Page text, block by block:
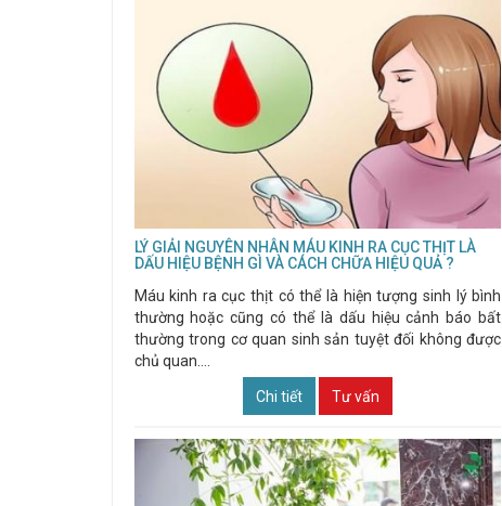
LÝ GIẢI NGUYÊN NHÂN MÁU KINH RA CỤC THỊT LÀ
DẤU HIỆU BỆNH GÌ VÀ CÁCH CHỮA HIỆU QUẢ ?
Máu kinh ra cục thịt có thể là hiện tượng sinh lý bình
thường hoặc cũng có thể là dấu hiệu cảnh báo bất
thường trong cơ quan sinh sản tuyệt đối không được
chủ quan....
Chi tiết Tư vấn